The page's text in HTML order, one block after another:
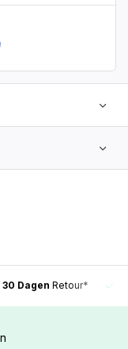
30 Dagen Retour*